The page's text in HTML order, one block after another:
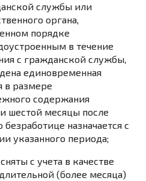
службы или
органа,
порядке
в течение
с гражданской службы,
единовременная
в размере
содержания
шестой месяцы после
назначается с
указанного периода;
с учета в качестве
(более месяца)